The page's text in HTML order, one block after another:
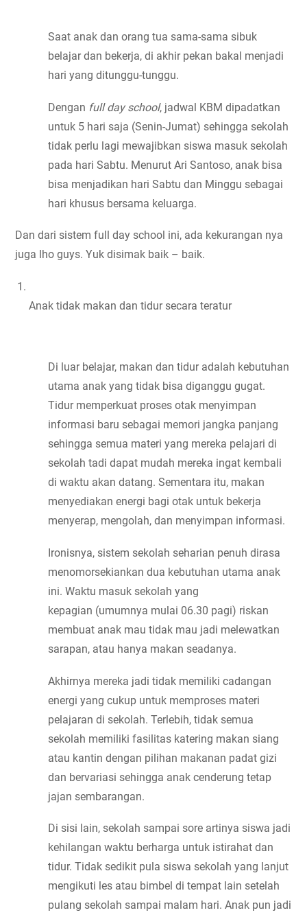
Saat anak dan orang tua sama-sama sibuk
belajar dan bekerja, di akhir pekan bakal menjadi
hari yang ditunggu-tunggu.
Dengan full day school, jadwal KBM dipadatkan
untuk 5 hari saja (Senin-Jumat) sehingga sekolah
tidak perlu lagi mewajibkan siswa masuk sekolah
pada hari Sabtu. Menurut Ari Santoso, anak bisa
bisa menjadikan hari Sabtu dan Minggu sebagai
hari khusus bersama keluarga.
Dan dari sistem full day school ini, ada kekurangan nya
juga lho guys. Yuk disimak baik – baik.
Anak tidak makan dan tidur secara teratur
Di luar belajar, makan dan tidur adalah kebutuhan
utama anak yang tidak bisa diganggu gugat.
Tidur memperkuat proses otak menyimpan
informasi baru sebagai memori jangka panjang
sehingga semua materi yang mereka pelajari di
sekolah tadi dapat mudah mereka ingat kembali
di waktu akan datang. Sementara itu, makan
menyediakan energi bagi otak untuk bekerja
menyerap, mengolah, dan menyimpan informasi.
Ironisnya, sistem sekolah seharian penuh dirasa
menomorsekiankan dua kebutuhan utama anak
ini. Waktu masuk sekolah yang
kepagian (umumnya mulai 06.30 pagi) riskan
membuat anak mau tidak mau jadi melewatkan
sarapan, atau hanya makan seadanya.
Akhirnya mereka jadi tidak memiliki cadangan
energi yang cukup untuk memproses materi
pelajaran di sekolah. Terlebih, tidak semua
sekolah memiliki fasilitas katering makan siang
atau kantin dengan pilihan makanan padat gizi
dan bervariasi sehingga anak cenderung tetap
jajan sembarangan.
Di sisi lain, sekolah sampai sore artinya siswa jadi
kehilangan waktu berharga untuk istirahat dan
tidur. Tidak sedikit pula siswa sekolah yang lanjut
mengikuti les atau bimbel di tempat lain setelah
pulang sekolah sampai malam hari. Anak pun jadi